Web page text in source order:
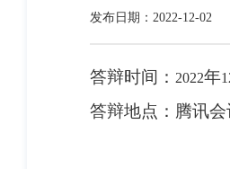
发布日期：2022-12-02
答辩时间： 2022年
答辩地点：腾讯会